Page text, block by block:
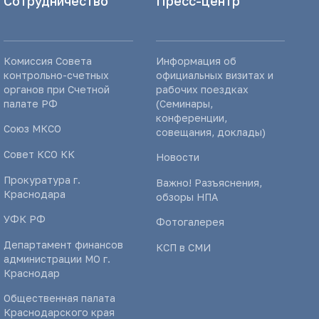
Комиссия Совета
контрольно-счетных
органов при Счетной
палате РФ
Союз МКСО
Совет КСО КК
Прокуратура г.
Краснодара
УФК РФ
Департамент финансов
администрации МО г.
Краснодар
Общественная палата
Краснодарского края
Информация об
официальных визитах и
рабочих поездках
(Семинары,
конференции,
совещания, доклады)
Новости
Важно! Разъяснения,
обзоры НПА
Фотогалерея
КСП в СМИ